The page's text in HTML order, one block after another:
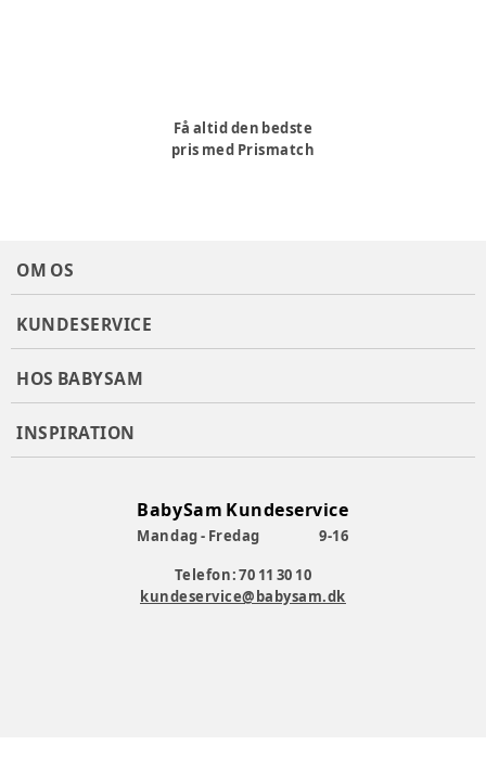
Få altid den bedste
pris med Prismatch
OM OS
KUNDESERVICE
HOS BABYSAM
INSPIRATION
BabySam Kundeservice
Mandag - Fredag
9-16
Telefon: 70 11 30 10
kundeservice@babysam.dk